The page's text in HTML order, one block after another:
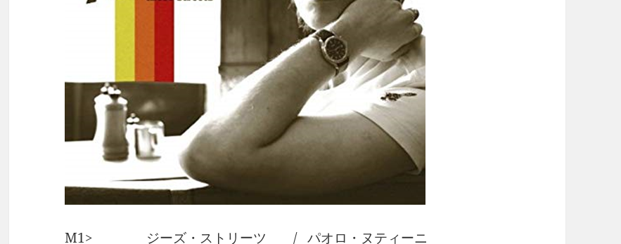
M1> ジーズ・ストリーツ / パオロ・ヌティーニ